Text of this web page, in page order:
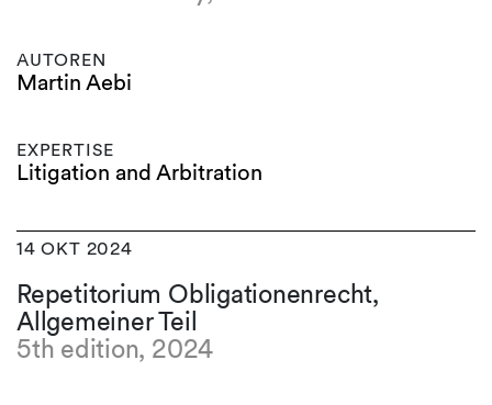
AUTOREN
Martin Aebi
EXPERTISE
Litigation and Arbitration
14 OKT 2024
Repetitorium Obligationenrecht,
Allgemeiner Teil
5th edition, 2024